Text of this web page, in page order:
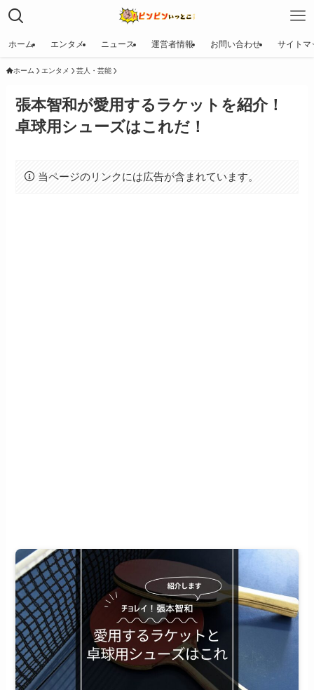
ホーム エンタメ ニュース 運営者情報 お問い合わせ サイトマ
ホーム エンタメ 芸人・芸能
張本智和が愛用するラケットを紹介！
卓球用シューズはこれだ！
当ページのリンクには広告が含まれています。